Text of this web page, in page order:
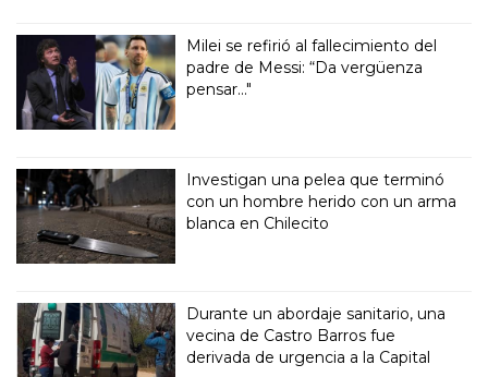
Milei se refirió al fallecimiento del
padre de Messi: “Da vergüenza
pensar..."
Investigan una pelea que terminó
con un hombre herido con un arma
blanca en Chilecito
Durante un abordaje sanitario, una
vecina de Castro Barros fue
derivada de urgencia a la Capital